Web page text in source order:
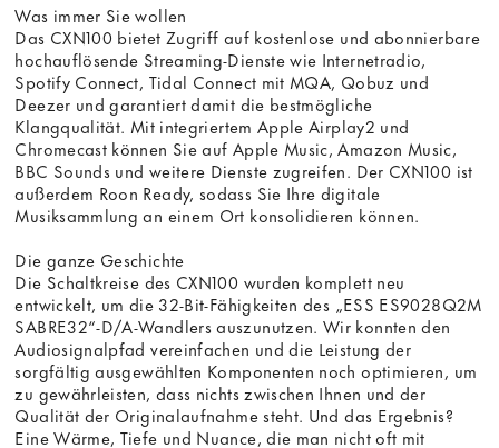
Was immer Sie wollen
Das CXN100 bietet Zugriff auf kostenlose und abonnierbare
hochauflösende Streaming-Dienste wie Internetradio,
Spotify Connect, Tidal Connect mit MQA, Qobuz und
Deezer und garantiert damit die bestmögliche
Klangqualität. Mit integriertem Apple Airplay2 und
Chromecast können Sie auf Apple Music, Amazon Music,
BBC Sounds und weitere Dienste zugreifen. Der CXN100 ist
außerdem Roon Ready, sodass Sie Ihre digitale
Musiksammlung an einem Ort konsolidieren können.
Die ganze Geschichte
Die Schaltkreise des CXN100 wurden komplett neu
entwickelt, um die 32-Bit-Fähigkeiten des „ESS ES9028Q2M
SABRE32“-D/A-Wandlers auszunutzen. Wir konnten den
Audiosignalpfad vereinfachen und die Leistung der
sorgfältig ausgewählten Komponenten noch optimieren, um
zu gewährleisten, dass nichts zwischen Ihnen und der
Qualität der Originalaufnahme steht. Und das Ergebnis?
Eine Wärme, Tiefe und Nuance, die man nicht oft mit